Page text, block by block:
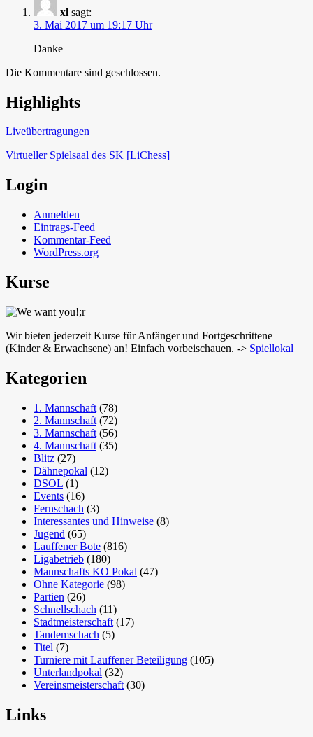
xl sagt:
3. Mai 2017 um 19:17 Uhr
Danke
Die Kommentare sind geschlossen.
Schach in Lauffen
Highlights
Liveübertragungen
Virtueller Spielsaal des SK [LiChess]
Login
Anmelden
Eintrags-Feed
Kommentar-Feed
WordPress.org
Kurse
Wir bieten jederzeit Kurse für Anfänger und Fortgeschrittene
(Kinder & Erwachsene) an! Einfach vorbeischauen. -> Spiellokal
Kategorien
1. Mannschaft (78)
2. Mannschaft (72)
3. Mannschaft (56)
4. Mannschaft (35)
Blitz (27)
Dähnepokal (12)
DSOL (1)
Events (16)
Fernschach (3)
Interessantes und Hinweise (8)
Jugend (65)
Lauffener Bote (816)
Ligabetrieb (180)
Mannschafts KO Pokal (47)
Ohne Kategorie (98)
Partien (26)
Schnellschach (11)
Stadtmeisterschaft (17)
Tandemschach (5)
Titel (7)
Turniere mit Lauffener Beteiligung (105)
Unterlandpokal (32)
Vereinsmeisterschaft (30)
Links